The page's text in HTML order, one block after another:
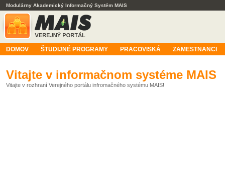
Modulárny Akademický Informačný Systém MAIS
DOMOV ŠTUDIJNÉ PROGRAMY PRACOVISKÁ ZAMESTNANCI
Vitajte v informačnom systéme MAIS
Vitajte v rozhraní Verejného portálu infromačného systému MAIS!